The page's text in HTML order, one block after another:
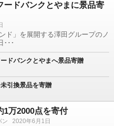
ードバンクとやまに景品寄
ド」を展開する澤田グループのノ
･･･
ドバンクとやまへ景品寄贈
引換景品を寄贈
1万2000点を寄付
ン 2020年6月1日